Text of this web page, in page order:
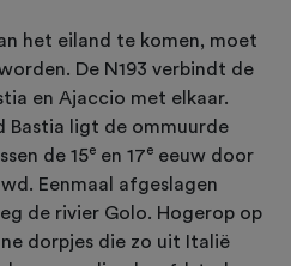
het eiland te komen, moet
De N193 verbindt de
en Ajaccio met elkaar.
Bastia ligt de ommuurde
de 15e en 17e eeuw door
Eenmaal afgeslagen
de rivier Golo. Hogerop op
dorpjes die zo uit Italië